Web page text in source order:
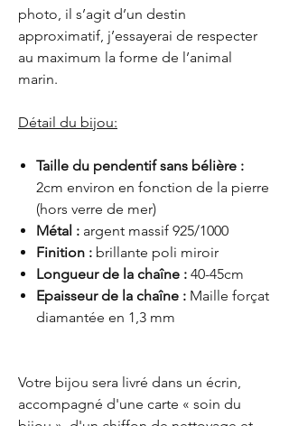
photo, il s’agit d’un destin
approximatif, j’essayerai de respecter
au maximum la forme de l’animal
marin.
Détail du bijou:
Taille du pendentif sans bélière :
2cm environ en fonction de la pierre
(hors verre de mer)
Métal : argent massif 925/1000
Finition : brillante poli miroir
Longueur de la chaîne : 40-45cm
Epaisseur de la chaîne : Maille forçat
diamantée en 1,3 mm
Votre bijou sera livré dans un écrin,
accompagné d'une carte « soin du